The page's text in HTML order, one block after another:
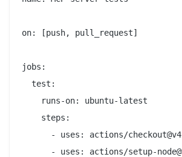
on: [push, pull_request]
jobs:
  test:
    runs-on: ubuntu-latest
    steps:
      - uses: actions/checkout@v4
- uses: actions/setup-